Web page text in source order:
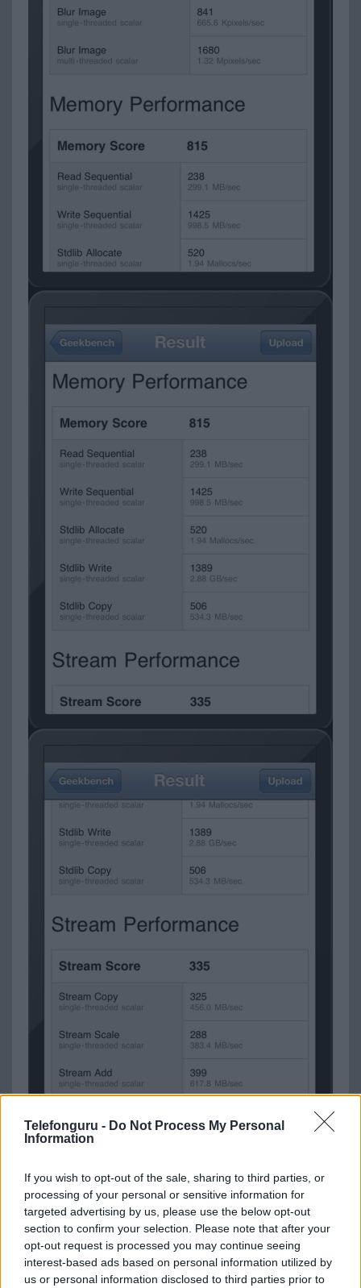
Telefonguru - Do Not Process My Personal
Information
If you wish to opt-out of the sale, sharing to third parties, or
processing of your personal or sensitive information for
targeted advertising by us, please use the below opt-out
section to confirm your selection. Please note that after your
opt-out request is processed you may continue seeing
interest-based ads based on personal information utilized by
us or personal information disclosed to third parties prior to
Kattintson ide a Telefonguru legfrissebb híreiért!